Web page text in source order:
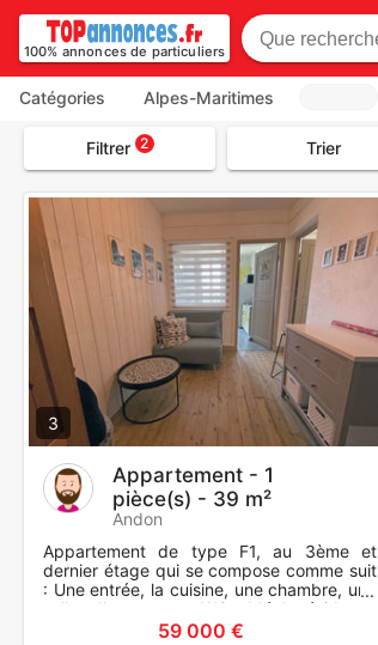
100% annonces de particuliers
Catégories Alpes-Maritimes
Filtrer 2 Trier
3
Appartement - 1
pièce(s) - 39 m²
Andon
Appartement de type F1, au 3ème et
dernier étage qui se compose comme suit
: Une entrée, la cuisine, une chambre, une
salle d'eau avec WC. Idéal résidence
secondaire ou investisse
59 000 €